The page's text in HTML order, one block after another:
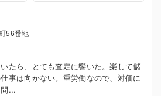
56番地
たら、とても査定に響いた。楽して儲
事は向かない。重労働なので、対価に
...